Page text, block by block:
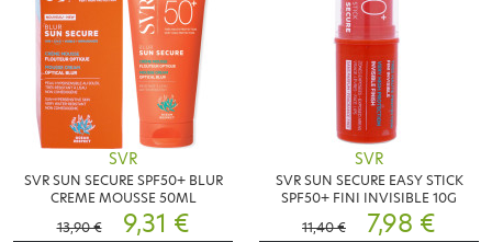
SVR
SVR SUN SECURE SPF50+ BLUR
CREME MOUSSE 50ML
13,90 €
9,31 €
SVR
SVR SUN SECURE EASY STICK
SPF50+ FINI INVISIBLE 10G
11,40 €
7,98 €